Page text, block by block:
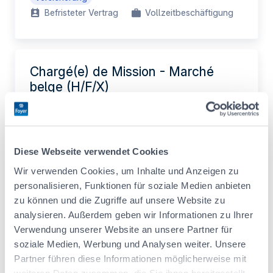
Diese Webseite verwendet Cookies
Wir verwenden Cookies, um Inhalte und Anzeigen zu
personalisieren, Funktionen für soziale Medien anbieten
zu können und die Zugriffe auf unsere Website zu
analysieren. Außerdem geben wir Informationen zu Ihrer
Verwendung unserer Website an unsere Partner für
soziale Medien, Werbung und Analysen weiter. Unsere
Partner führen diese Informationen möglicherweise mit
Befristeter Vertrag
Vollzeitbeschäftigung
Chargé(e) de Mission - Marché
belge (H/F/X)
Actuarial Intern (F/M/X)
Legal / Compliance / Risiko
Praktikum